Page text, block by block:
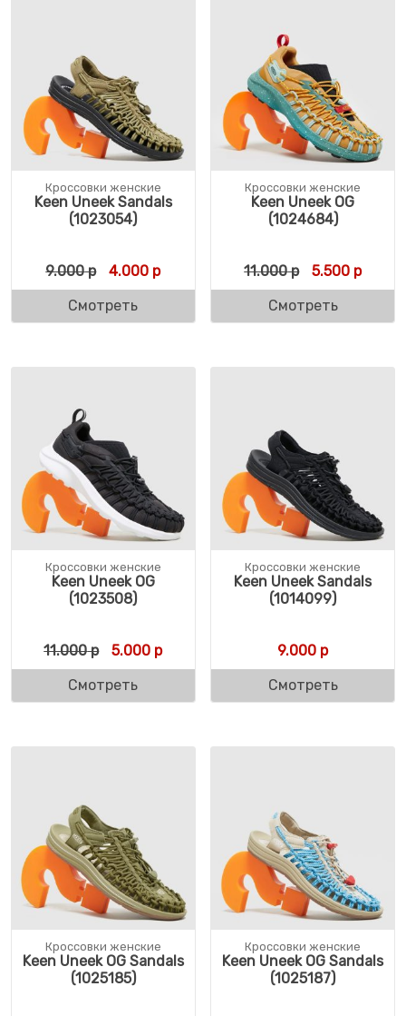
Кроссовки женские
Keen Uneek Sandals
(1023054)
9.000р Первоначальная цена составляла 9.000
4.000 рТекущая цена: 4.000 р.
Смотреть
Кроссовки женские
Keen Uneek OG
(1024684)
11.000р 5.500 р
Смотреть
Кроссовки женские
Keen Uneek OG
(1023508)
11.000р Первоначальная цена составляла 11.000
5.000 рТекущая цена: 5.000 р.
Смотреть
Кроссовки женские
Keen Uneek Sandals
(1014099)
9.000 р
Смотреть
Кроссовки женские
Keen Uneek OG Sandals
(1025185)
Кроссовки женские
Keen Uneek OG Sandals
(1025187)